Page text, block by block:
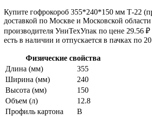
Купите гофрокороб 355*240*150 мм Т-22
доставкой по Москве и Московской области
производителя УниТехУпак по цене 29.56 ₽
есть в наличии и отпускается в пачках по
Физические свойства
Длина (мм)
355
Ширина (мм)
240
Высота (мм)
150
Объем (л)
12.8
Профиль картона
В